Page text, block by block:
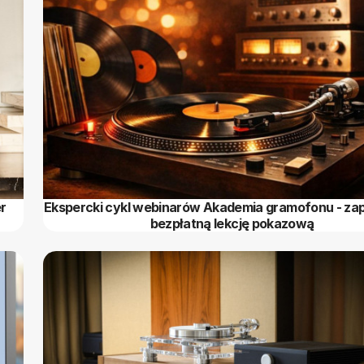
Ekspercki cykl webinarów Akademia gramofonu -
bezpłatną lekcję pokazową